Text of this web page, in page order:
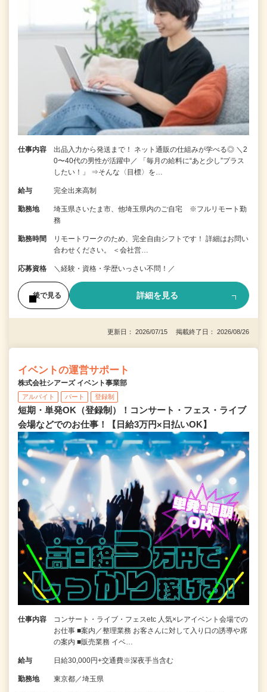
仕事内容
出品入力から発送まで！ ネット通販の仕組みが学べる◎ ＼2
0〜40代の男性が活躍中／ 「毎月の給料に“あと少し”プラス
したい！」 ⇒そんな〈目標〉を…
給与 完全出来高制
勤務地
埼玉県さいたま市、他埼玉県内のご自宅 ※フルリモート勤
務
勤務時間
リモートワークのため、完全自由シフトです！ 詳細はお問い
合わせください。 ＜会社営…
応募資格 ＼経験・資格・学歴いっさい不問！／
後で見る 詳細を見る
更新日： 2026/07/15 掲載終了日： 2026/08/26
イベントの運営サポート
株式会社シアーズ イベント事業部
アルバイト パート 登録制
短期・単発OK（登録制）！コンサート・フェス・ライブ
会場などでのお仕事！【日給3万円×日払いOK】
仕事内容
コンサート・ライブ・フェスetc 人気×レアイベント会場での
お仕事 ■案内／整理業務 お客さんに対して入り口の誘導や席
の案内 ■販売業務 イベ…
給与 日給30,000円+交通費※深夜手当含む
勤務地 東京都／埼玉県